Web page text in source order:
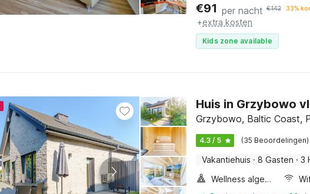
€91 per nacht €142 33%
+extra kosten
Kids zone available
Huis in Grzybowo
Grzybowo, Baltic Coast,
4.3 / 5 (35 Beoordelingen)
Vakantiehuis · 8 Gasten · 3
Wellness algemeen